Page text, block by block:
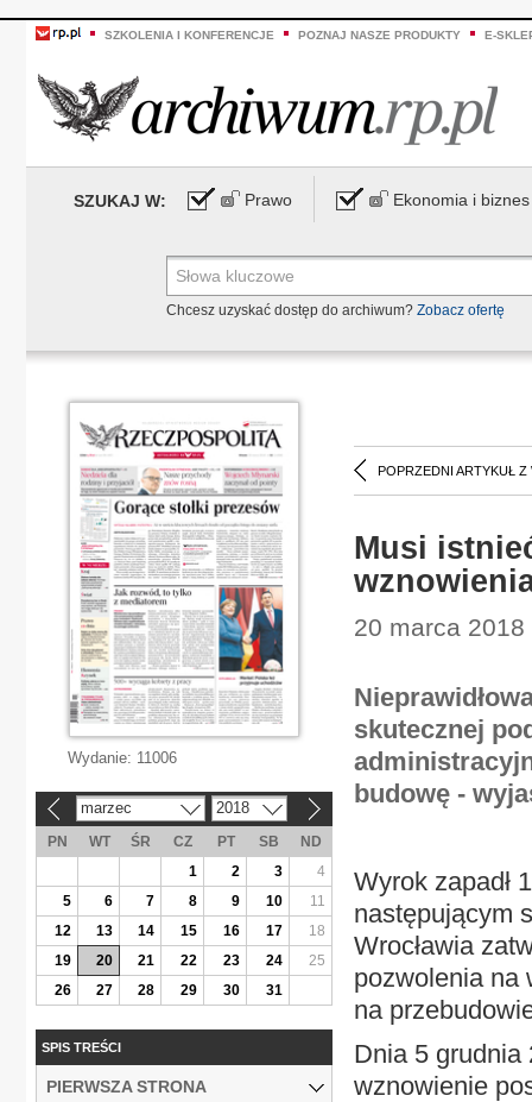
SZKOLENIA I KONFERENCJE POZNAJ NASZE PRODUKTY E-
SZUKAJ W: Prawo Ekonomia i biznes
Chcesz uzyskać dostęp do archiwum? Zobacz ofertę
POPRZEDNI ARTYKUŁ Z
Musi
20 marca
skutecznej
budowę -
Wyrok zapadł
następującym
Wrocławia
pozwolenia na
na
Dnia 5 grudnia
wznowienie
Wydanie: 11006
marzec 2018
PN WT ŚR CZ PT SB
ND
1
2 3
4
5
6 7 8 9 10
11
12
13 14 15 16 17
18
19
20 21 22 23 24
25
26
27 28 29 30 31
SPIS TREŚCI
PIERWSZA STRONA